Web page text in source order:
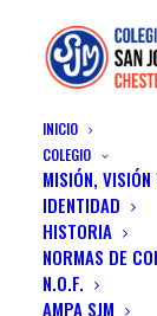
INICIO
COLEGIO
MISIÓN, VISIÓN
IDENTIDAD
HISTORIA
NORMAS DE
N.O.F.
AMPA SJM